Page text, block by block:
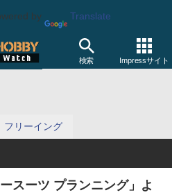
by Translate
検索 Impressサイト
フリーイング
スーツ プランニング」よ